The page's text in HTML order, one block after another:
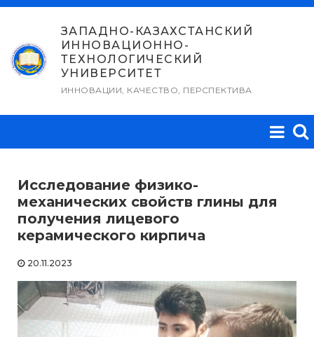
Перейти
содержимому
ЗАПАДНО-КАЗАХСТАНСКИЙ
ИННОВАЦИОННО-
ТЕХНОЛОГИЧЕСКИЙ
УНИВЕРСИТЕТ
ИННОВАЦИИ, КАЧЕСТВО, ПЕРСПЕКТИВА
Исследование физико-
механических свойств глины для
получения лицевого
керамического кирпича
20.11.2023